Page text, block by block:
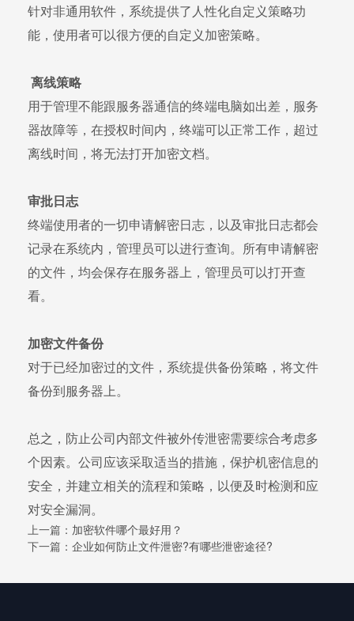
针对非通用软件，系统提供了人性化自定义策略功
能，使用者可以很方便的自定义加密策略。
离线策略
用于管理不能跟服务器通信的终端电脑如出差，服务
器故障等，在授权时间内，终端可以正常工作，超过
离线时间，将无法打开加密文档。
审批日志
终端使用者的一切申请解密日志，以及审批日志都会
记录在系统内，管理员可以进行查询。所有申请解密
的文件，均会保存在服务器上，管理员可以打开查
看。
加密文件备份
对于已经加密过的文件，系统提供备份策略，将文件
备份到服务器上。
总之，防止公司内部文件被外传泄密需要综合考虑多
个因素。公司应该采取适当的措施，保护机密信息的
安全，并建立相关的流程和策略，以便及时检测和应
对安全漏洞。
上一篇： 加密软件哪个最好用？
下一篇： 企业如何防止文件泄密?有哪些泄密途径?